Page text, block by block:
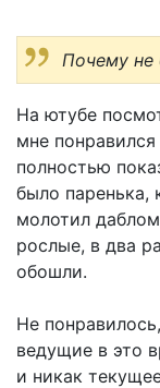
Почему не
На ютубе
мне
полностью
было
молотил
рослые, в два
обошли.
Не
ведущие в это
и никак